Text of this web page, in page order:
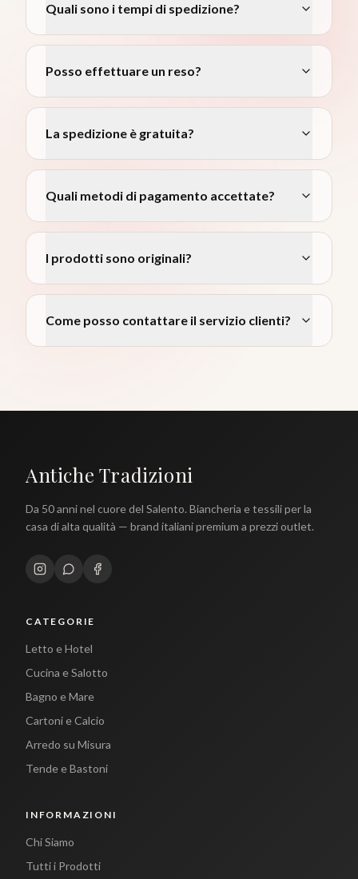
Quali sono i tempi di spedizione?
Posso effettuare un reso?
La spedizione è gratuita?
Quali metodi di pagamento accettate?
I prodotti sono originali?
Come posso contattare il servizio clienti?
Antiche Tradizioni
Da 50 anni nel cuore del Salento. Biancheria e tessili per la
casa di alta qualità — brand italiani premium a prezzi outlet.
CATEGORIE
Letto e Hotel
Cucina e Salotto
Bagno e Mare
Cartoni e Calcio
Arredo su Misura
Tende e Bastoni
INFORMAZIONI
Chi Siamo
Tutti i Prodotti